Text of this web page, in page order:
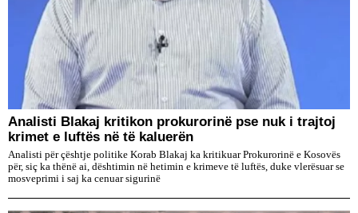
​Analisti Blakaj kritikon prokurorinë pse nuk i trajtoj
krimet e luftës në të kaluerën
Analisti për çështje politike Korab Blakaj ka kritikuar Prokurorinë e Kosovës
për, siç ka thënë ai, dështimin në hetimin e krimeve të luftës, duke vlerësuar se
mosveprimi i saj ka cenuar sigurinë